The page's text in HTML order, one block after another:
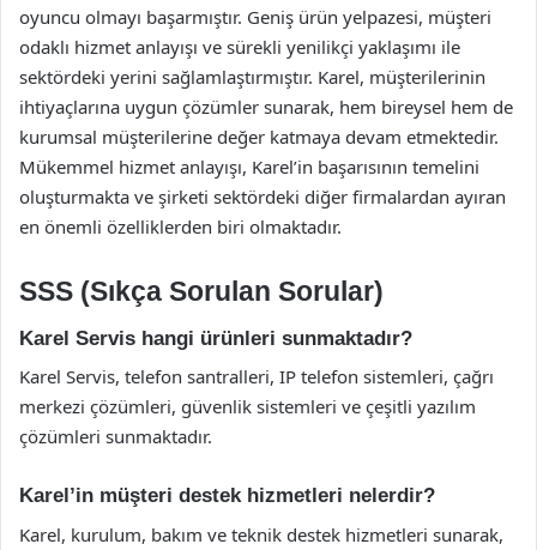
oyuncu olmayı başarmıştır. Geniş ürün yelpazesi, müşteri
odaklı hizmet anlayışı ve sürekli yenilikçi yaklaşımı ile
sektördeki yerini sağlamlaştırmıştır. Karel, müşterilerinin
ihtiyaçlarına uygun çözümler sunarak, hem bireysel hem de
kurumsal müşterilerine değer katmaya devam etmektedir.
Mükemmel hizmet anlayışı, Karel’in başarısının temelini
oluşturmakta ve şirketi sektördeki diğer firmalardan ayıran
en önemli özelliklerden biri olmaktadır.
SSS (Sıkça Sorulan Sorular)
Karel Servis hangi ürünleri sunmaktadır?
Karel Servis, telefon santralleri, IP telefon sistemleri, çağrı
merkezi çözümleri, güvenlik sistemleri ve çeşitli yazılım
çözümleri sunmaktadır.
Karel’in müşteri destek hizmetleri nelerdir?
Karel, kurulum, bakım ve teknik destek hizmetleri sunarak,